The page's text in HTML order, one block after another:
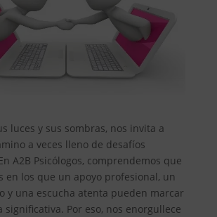
luces y sus sombras, nos invita a
a veces lleno de desafíos
A2B Psicólogos, comprendemos que
en los que un apoyo profesional, un
y una escucha atenta pueden marcar
significativa. Por eso, nos enorgullece